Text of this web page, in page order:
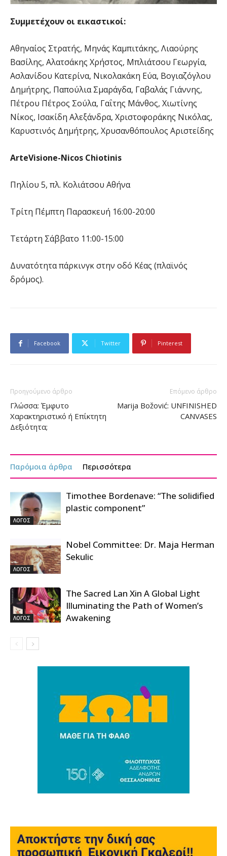
Συμμετέχουν οι εικαστικοί:
Αθηναίος Στρατής, Μηνάς Καμπιτάκης, Λιαούρης
Βασίλης, Αλατσάκης Χρήστος, Μπλιάτσου Γεωργία,
Ασλανίδου Κατερίνα, Νικολακάκη Εύα, Βογιαζόγλου
Δημήτρης, Παπούλια Σμαράγδα, Γαβαλάς Γιάννης,
Πέτρου Πέτρος Σούλα, Γαΐτης Μάνθος, Χιωτίνης
Νίκος, Ισακίδη Αλεξάνδρα, Χριστοφοράκης Νικόλας,
Καρυστινός Δημήτρης, Χρυσανθόπουλος Αριστείδης
ArteVisione-Nicos Chiotinis
Πηλίου 5, πλ. Κολιάτσου Αθήνα
Τρίτη Πέμπτη Παρασκευή 16:00-20:00
Τετάρτη Σάββατο 11:00-15:00
Δυνατότητα πάρκινγκ στην οδό Κέας (πλαϊνός
δρόμος).
Facebook Twitter Pinterest
Προηγούμενο άρθρο
Γλώσσα: Έμφυτο
Χαρακτηριστικό ή Επίκτητη
Δεξιότητα;
Επόμενο άρθρο
Marija Božović: UNFINISHED
CANVASES
Παρόμοια άρθρα Περισσότερα
ΛΟΓΟΣ
Timothee Bordenave: “The solidified
plastic component”
ΛΟΓΟΣ
Nobel Committee: Dr. Maja Herman
Sekulic
ΛΟΓΟΣ
The Sacred Lan Xin A Global Light
Illuminating the Path of Women’s
Awakening